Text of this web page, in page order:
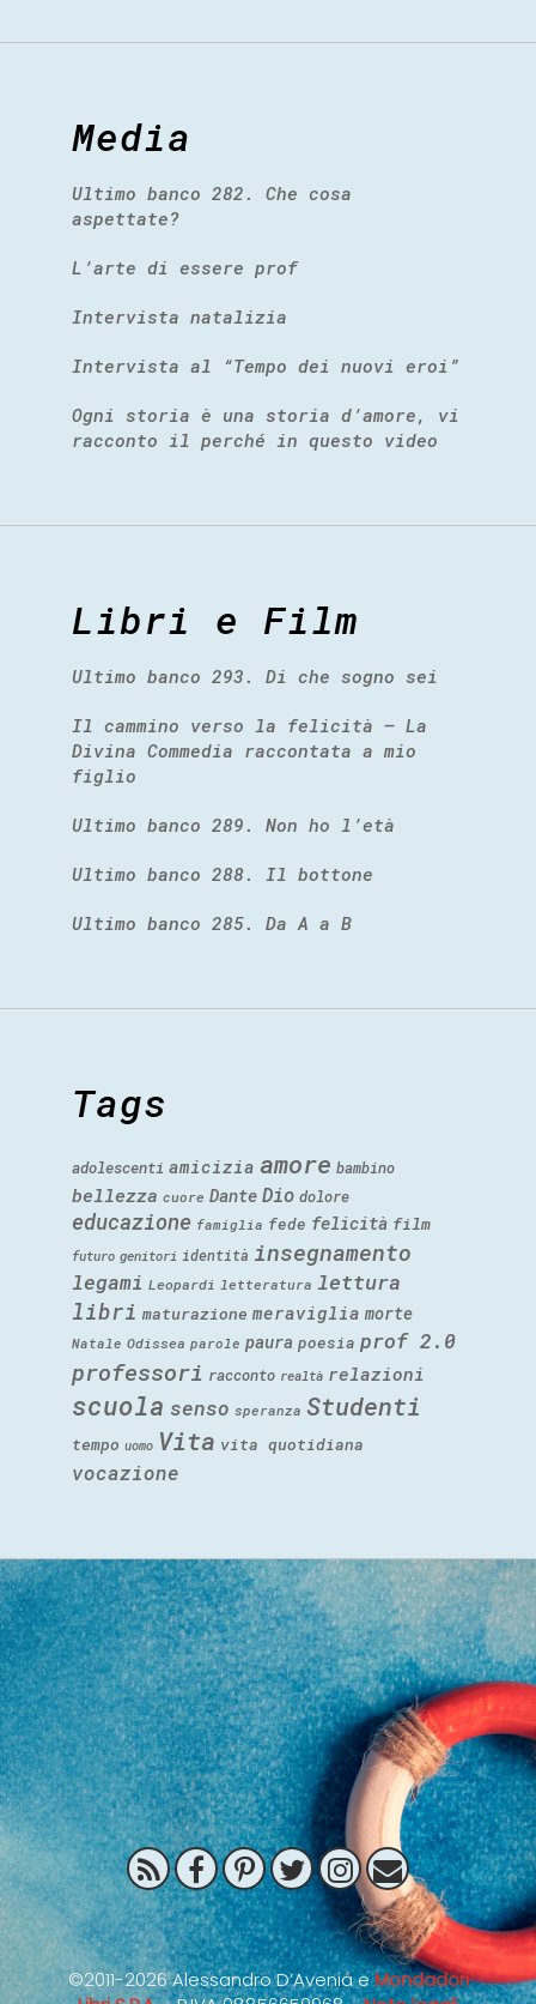
Media
Ultimo banco 282. Che cosa
aspettate?
L’arte di essere prof
Intervista natalizia
Intervista al “Tempo dei nuovi eroi”
Ogni storia è una storia d’amore, vi
racconto il perché in questo video
Libri e Film
Ultimo banco 293. Di che sogno sei
Il cammino verso la felicità – La
Divina Commedia raccontata a mio
figlio
Ultimo banco 289. Non ho l’età
Ultimo banco 288. Il bottone
Ultimo banco 285. Da A a B
Tags
adolescenti amicizia amore bambino
bellezza cuore Dante Dio dolore
educazione famiglia fede felicità film
futuro genitori identità insegnamento
legami Leopardi letteratura lettura
libri maturazione meraviglia morte
Natale Odissea parole paura poesia prof 2.0
professori racconto realtà relazioni
scuola senso speranza Studenti
tempo uomo Vita vita quotidiana
vocazione
©2011-2026 Alessandro D’Avenia eMondadori